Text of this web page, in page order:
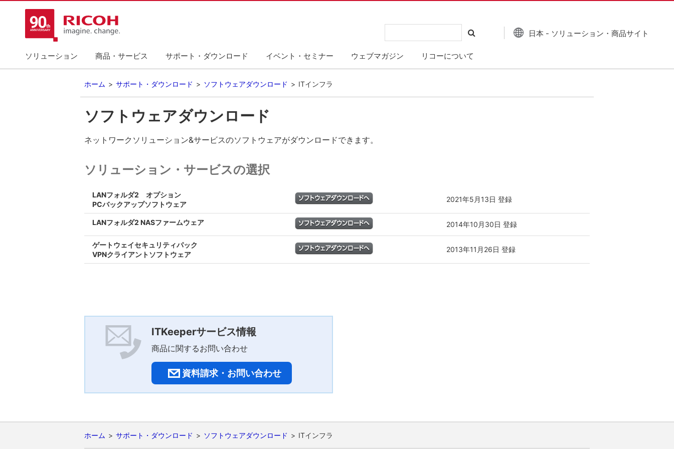
ソリューション 商品・サービス サポート・ダウンロード イベント・セミナー ウェブマガジン リコーについて
日本 - ソリューション・商品サイト
ホーム サポート・ダウンロード ソフトウェアダウンロード ITインフラ
ソフトウェアダウンロード
ネットワークソリューション&サービスのソフトウェアがダウンロードできます。
ソリューション・サービスの選択
LANフォルダ2 オプション
PCバックアップソフトウェア
2021年5月13日 登録
LANフォルダ2 NASファームウェア 2014年10月30日 登録
ゲートウェイセキュリティパック
VPNクライアントソフトウェア
2013年11月26日 登録
ITKeeperサービス情報
商品に関するお問い合わせ
資料請求・お問い合わせ
ホーム サポート・ダウンロード ソフトウェアダウンロード ITインフラ